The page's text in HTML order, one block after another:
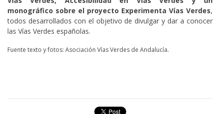
monográfico sobre el proyecto Experimenta Vías Verdes,
todos desarrollados con el objetivo de divulgar y dar a conocer
las Vías Verdes españolas.
Fuente texto y fotos: Asociación Vías Verdes de Andalucía.